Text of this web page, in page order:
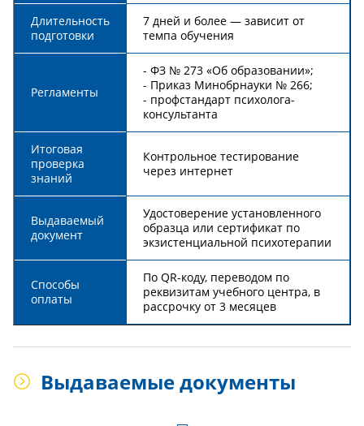
Длительность
подготовки
7 дней и более — зависит от
темпа обучения
Регламенты
- ФЗ № 273 «Об образовании»;
- Приказ Минобрнауки № 266;
- профстандарт психолога-
консультанта
Итоговая
проверка
знаний
Контрольное тестирование
через интернет
Выдаваемый
документ
Удостоверение установленного
образца или сертификат по
экзистенциальной психотерапии
Способы
оплаты
По QR-коду, переводом по
реквизитам учебного центра, в
рассрочку от 3 месяцев
Выдаваемые документы